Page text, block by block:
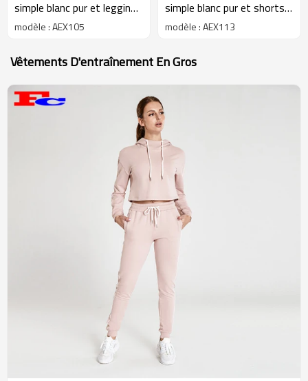
simple blanc pur et leggings
tie-dye en gros
modèle : AEX105
simple blanc pur et shorts
vert menthe vêtements de
yoga à la mode
modèle : AEX113
Vêtements D'entraînement En Gros